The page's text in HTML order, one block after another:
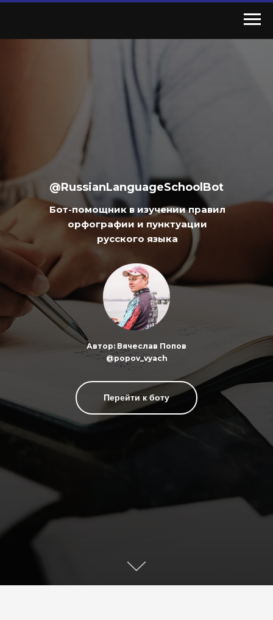
@RussianLanguageSchoolBot
Бот-помощник в изучении правил
орфографии и пунктуации
русского языка
Автор: Вячеслав Попов
Перейти к боту
@popov_vyach